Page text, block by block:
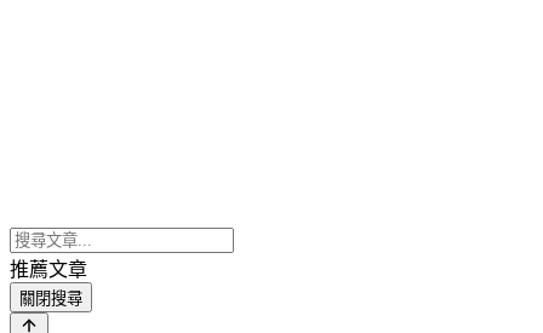
推薦文章
關閉搜尋